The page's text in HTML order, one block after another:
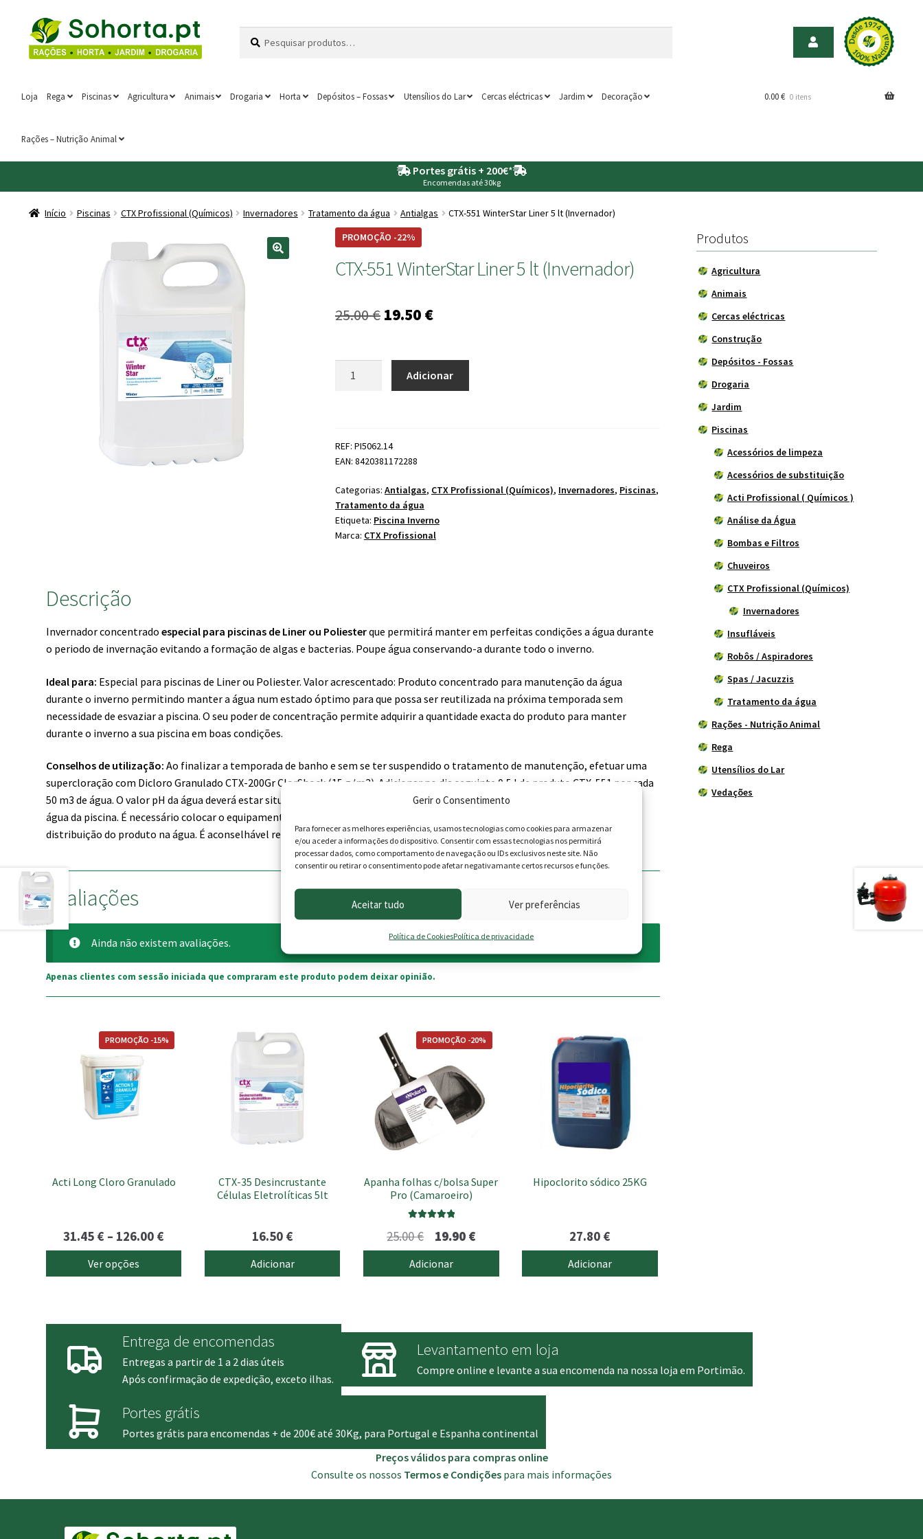
Gerir o Consentimento
Para fornecer as melhores experiências, usamos tecnologias como cookies para armazenar
e/ou aceder a informações do dispositivo. Consentir com essas tecnologias nos permitirá
processar dados, como comportamento de navegação ou IDs exclusivos neste site. Não
consentir ou retirar o consentimento pode afetar negativamante certos recursos e funções.
Aceitar tudo Ver preferências
Política de CookiesPolítica de privacidade
Ir
para
a
Saltar
para
o
por:
Loja Rega Piscinas Agricultura Animais Drogaria Horta Depósitos – Fossas Utensílios do Lar Cercas eléctricas Jardim Decoração
Rações – Nutrição Animal
0.00€ 0 itens
Portes grátis + 200€*
Encomendas até 30kg
Início Piscinas CTX Profissional (Químicos) Invernadores Tratamento da água Antialgas
CTX-551 WinterStar Liner 5 lt (Invernador)
PROMOÇÃO -22%
CTX-551 WinterStar Liner 5 lt (Invernador)
25.00€ O
original
era:
19.50 €O
atual
é:
Liner
lt
(Invernador)
Adicionar
REF: PI5062.14
EAN: 8420381172288
Categorias: Antialgas, CTX Profissional (Químicos), Invernadores, Piscinas,
Tratamento da água
Etiqueta: Piscina Inverno
Marca: CTX Profissional
Descrição
Invernador concentradoespecial para piscinas de Liner ou Poliesterque permitirá manter em perfeitas condições a água durante
o periodo de invernação evitando a formação de algas e bacterias. Poupe água conservando-a durante todo o inverno.
Ideal para: Especial para piscinas de Liner ou Poliester. Valor acrescentado: Produto concentrado para manutenção da água
durante o inverno permitindo manter a água num estado óptimo para que possa ser reutilizada na próxima temporada sem
necessidade de esvaziar a piscina. O seu poder de concentração permite adquirir a quantidade exacta do produto para manter
durante o inverno a sua piscina em boas condições.
Conselhos de utilização: Ao finalizar a temporada de banho e sem se ter suspendido o tratamento de manutenção, efetuar uma
supercloração com Dicloro Granulado CTX-200Gr ClorShock (15 g/m3). Adicionar no dia seguinte 0,5 l de produto CTX-551 por cada
50 m3 de água. O valor pH da água deverá estar situado entre 7,2 – 7,6. Verter a dose necessária de produto diretamente sobre a
água da piscina. É necessário colocar o equipamento de filtração em funcionamento, o tempo suficiente para obter uma boa
distribuição do produto na água. É aconselhável repetir a meio da temporada invernal a adição de produto.
Avaliações
Ainda não existem avaliações.
Apenas clientes com sessão iniciada que compraram este produto podem deixar opinião.
Acti Long Cloro Granulado
PROMOÇÃO -15%
31.45 € – 126.00 €
range:
31.45 €
Ver opções
on
CTX-35 Desincrustante
Células Eletrolíticas 5lt
16.50 €
Adicionar
Apanha folhas c/bolsa Super
Pro (Camaroeiro)
5.00
de 5
PROMOÇÃO -20%
25.00€
preço
original
19.90 €O
preço
atual
Adicionar
Hipoclorito sódico 25KG
27.80 €
Adicionar
Produtos
Agricultura
Animais
Cercas eléctricas
Construção
Depósitos - Fossas
Drogaria
Jardim
Piscinas
Acessórios de limpeza
Acessórios de substituição
Acti Profissional ( Químicos )
Análise da Água
Bombas e Filtros
Chuveiros
CTX Profissional (Químicos)
Invernadores
Insufláveis
Robôs / Aspiradores
Spas / Jacuzzis
Tratamento da água
Rações - Nutrição Animal
Rega
Utensílios do Lar
Vedações
Entrega de encomendas
Entregas a partir de 1 a 2 dias úteis
Após confirmação de expedição, exceto ilhas.
Levantamento em loja
Compre online e levante a sua encomenda na nossa loja em Portimão.
Portes grátis
Portes grátis para encomendas + de 200€ até 30Kg, para Portugal e Espanha continental
Preços válidos para compras online
Consulte os nossos Termos e Condições para mais informações